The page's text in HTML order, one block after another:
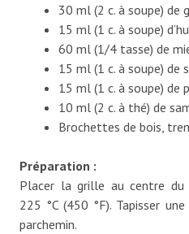
30 ml (2 c. à soupe) de
15 ml (1 c. à soupe)
60 ml (1/4 tasse) de
15 ml (1 c. à soupe) de
15 ml (1 c. à soupe) de
10 ml (2 c. à thé) de
Brochettes de bois,
Préparation :
Placer la grille au centre
225 °C (450 °F). Tapisser
parchemin.